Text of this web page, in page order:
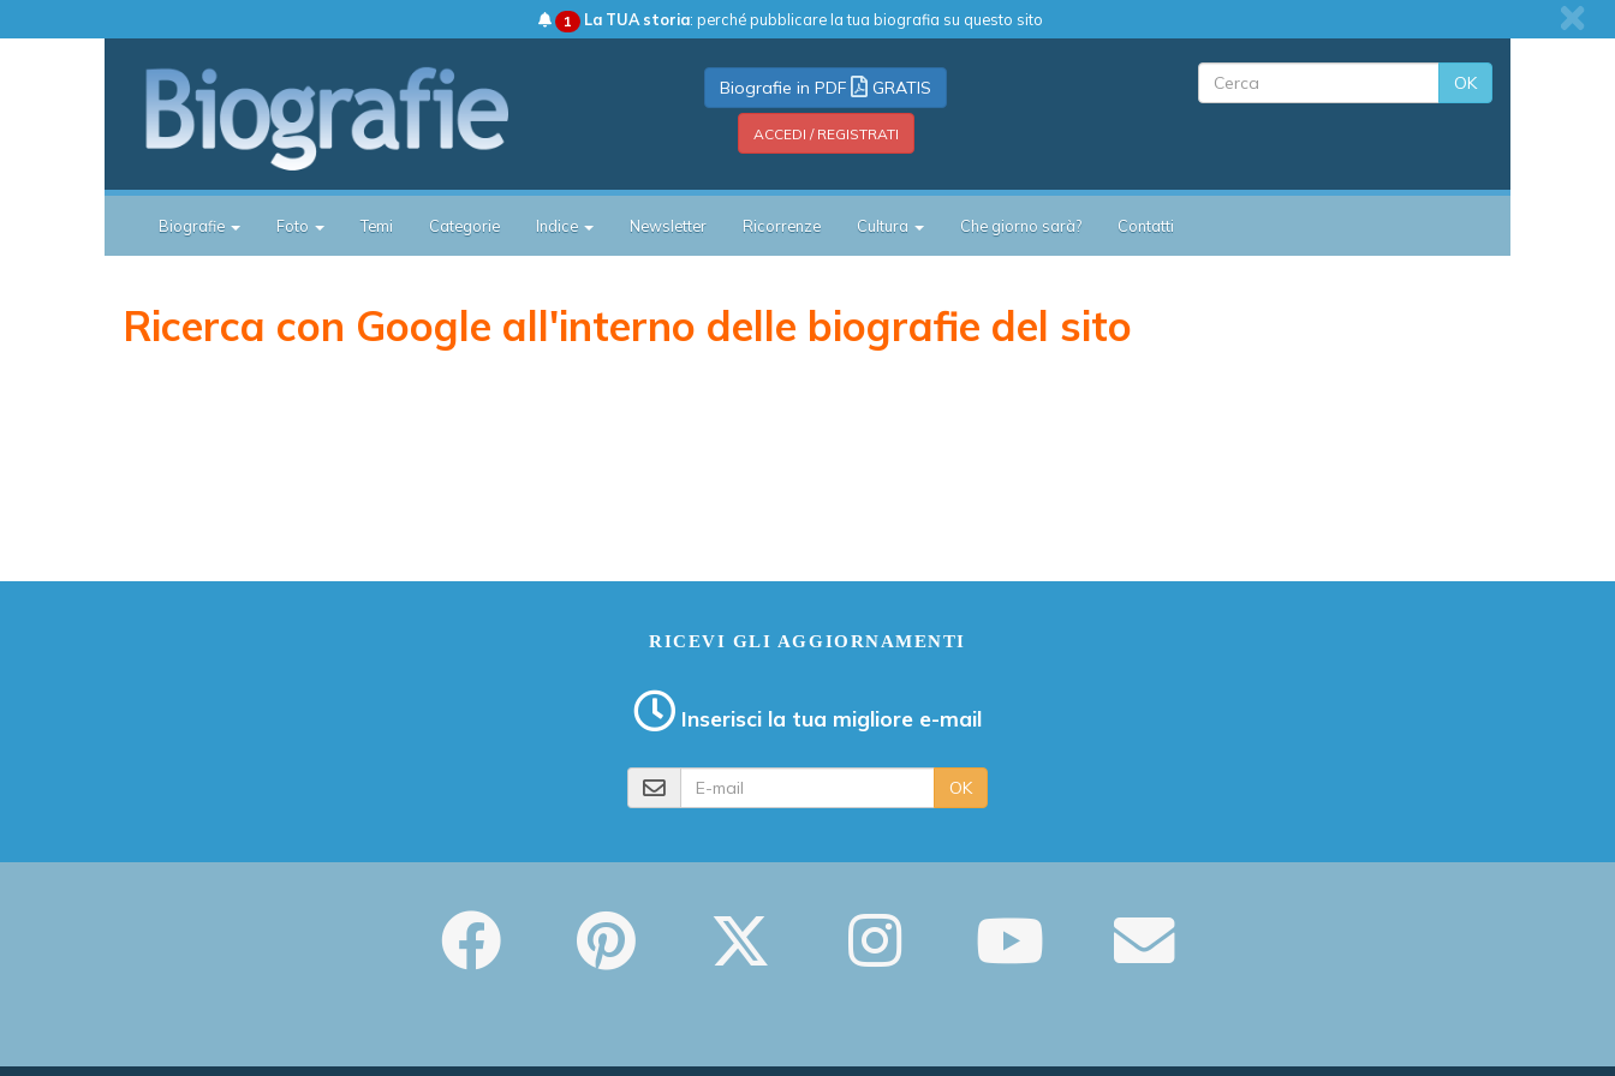
1 La TUA storia: perché pubblicare la tua biografia su questo sito
Biografie in PDF GRATIS
ACCEDI / REGISTRATI
OK
Biografie Foto Temi Categorie Indice Newsletter Ricorrenze Cultura Che giorno sarà? Contatti
Ricerca con Google all'interno delle biografie del sito
RICEVI GLI AGGIORNAMENTI
Inserisci la tua migliore e-mail
OK